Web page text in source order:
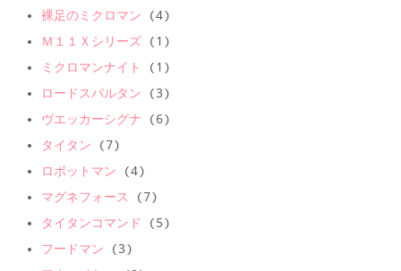
裸足のミクロマン (4)
Ｍ１１Ｘシリーズ (1)
ミクロマンナイト
(1)
ロードスパルタン (3)
ヴエッカーシグナ (6)
タイタン (7)
ロボットマン (4)
マグネフォース
(7)
タイタンコマンド
(5)
フードマン (3)